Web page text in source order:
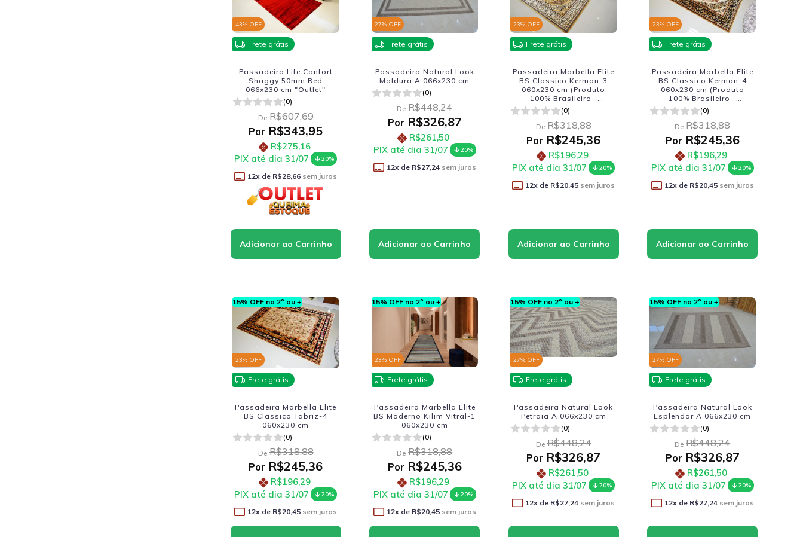
43% OFF
Frete grátis
Passadeira Life Confort
Shaggy 50mm Red
066x230 cm "Outlet"
(0)
De R$607,69
Por R$343,95
R$275,16
PIX até dia 31/07
20%
12x de R$28,66 sem juros
27% OFF
Frete grátis
Passadeira Natural Look
Moldura A 066x230 cm
(0)
De R$448,24
PorR$326,87
R$261,50
PIX até dia 31/07
20%
12x de R$27,24sem juros
23% OFF
Frete grátis
Passadeira Marbella Elite
BS Classico Kerman-3
060x230 cm (Produto
100% Brasileiro -
Fabricacao Nacional)
(0)
De R$318,88
Por R$245,36
R$196,29
PIX até dia 31/07
20%
12x de R$20,45 sem juros
23% OFF
Frete grátis
Passadeira Marbella Elite
BS Classico Kerman-4
060x230 cm (Produto
100% Brasileiro -
Fabricacao Nacional)
(0)
De R$318,88
PorR$245,36
R$196,29
PIX até dia 31/07
20%
12x de R$20,45sem juros
15% OFF no 2º ou +
23% OFF
Frete grátis
Passadeira Marbella Elite
BS Classico Tabriz-4
060x230 cm
(0)
De R$318,88
Por R$245,36
R$196,29
PIX até dia 31/07
20%
12x de R$20,45 sem juros
15% OFF no 2º ou +
23% OFF
Frete grátis
Passadeira Marbella Elite
BS Moderno Kilim Vitral-1
060x230 cm
(0)
De R$318,88
PorR$245,36
R$196,29
PIX até dia 31/07
20%
12x de R$20,45sem juros
15% OFF no 2º ou +
27% OFF
Frete grátis
Passadeira Natural Look
Petraia A 066x230 cm
(0)
De R$448,24
Por R$326,87
R$261,50
PIX até dia 31/07
20%
12x de R$27,24 sem juros
15% OFF no 2º ou +
27% OFF
Frete grátis
Passadeira Natural Look
Esplendor A 066x230 cm
(0)
De R$448,24
PorR$326,87
R$261,50
PIX até dia 31/07
20%
12x de R$27,24sem juros